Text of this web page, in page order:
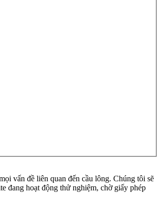
vấn đề liên quan đến cầu lông. Chúng tôi sẽ
đang hoạt động thử nghiệm, chờ giấy phép